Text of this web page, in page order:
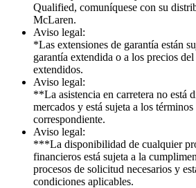
Qualified, comuníquese con su
McLaren.
Aviso legal:
*Las extensiones de garantía están
garantía extendida o a los precios
extendidos.
Aviso legal:
**La asistencia en carretera no está
mercados y está sujeta a los
correspondiente.
Aviso legal:
***La disponibilidad de cualquier
financieros está sujeta a la
procesos de solicitud necesarios y
condiciones aplicables.